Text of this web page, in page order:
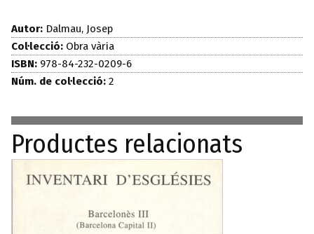
verges
Polònia
i
Catalunya
Autor: Dalmau, Josep
Col·lecció: Obra vària
ISBN: 978-84-232-0209-6
Núm. de col·lecció: 2
Productes relacionats